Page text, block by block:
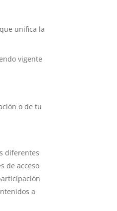
unifica la
vigente
o de tu
diferentes
de acceso
a